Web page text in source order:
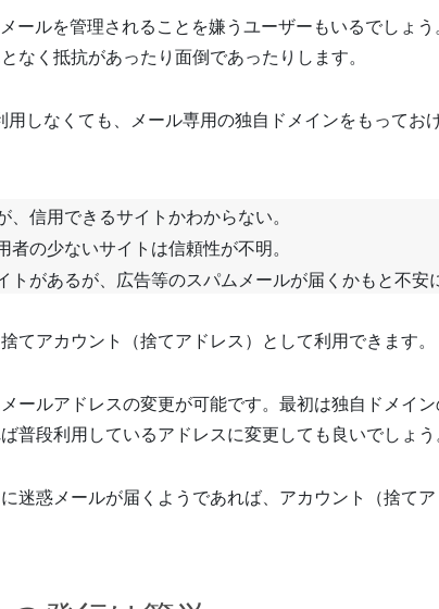
ールを管理されることを嫌うユーザーもいるでしょ
なく抵抗があったり面倒であったりします。
用しなくても、メール専用の独自ドメインをもってお
信用できるサイトかわからない。
者の少ないサイトは信頼性が不明。
トがあるが、広告等のスパムメールが届くかもと不安
てアカウント（捨てアドレス）として利用できます。
ールアドレスの変更が可能です。最初は独自ドメイ
普段利用しているアドレスに変更しても良いでしょう
迷惑メールが届くようであれば、アカウント（捨て